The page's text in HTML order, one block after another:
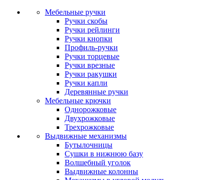
Мебельные ручки
Ручки скобы
Ручки рейлинги
Ручки кнопки
Профиль-ручки
Ручки торцевые
Ручки врезные
Ручки ракушки
Ручки капли
Деревянные ручки
Мебельные крючки
Однорожковые
Двухрожковые
Трехрожковые
Выдвижные механизмы
Бутылочницы
Сушки в нижнюю базу
Волшебный уголок
Выдвижные колонны